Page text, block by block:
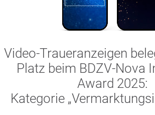
Video-Traueranzeigen
Platz beim BDZV-Nova
Award 2025:
Kategorie